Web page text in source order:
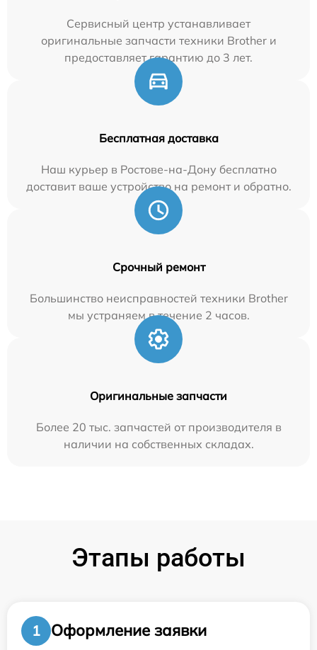
Сервисный центр устанавливает
оригинальные запчасти техники Brother и
предоставляет гарантию до 3 лет.
Бесплатная доставка
Наш курьер в Ростове-на-Дону бесплатно
доставит ваше устройство на ремонт и обратно.
Срочный ремонт
Большинство неисправностей техники Brother
мы устраняем в течение 2 часов.
Оригинальные запчасти
Более 20 тыс. запчастей от производителя в
наличии на собственных складах.
Этапы работы
1
Оформление заявки